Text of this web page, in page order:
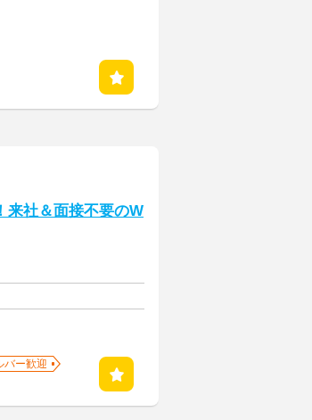
来社＆面接不要のW
バー歓迎